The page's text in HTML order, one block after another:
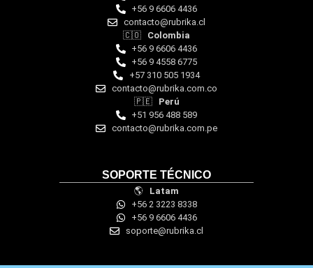
+56 9 6606 4436
contacto@rubrika.cl
🇨🇴 Colombia
+56 9 6606 4436
+56 9 4558 6775
‪+57 310 505 1934‬
contacto@rubrika.com.co
🇵🇪 Perú
+51 956 488 589
contacto@rubrika.com.pe
SOPORTE TÉCNICO
🌎 Latam
+56 2 3223 8338
+56 9 6606 4436
soporte@rubrika.cl